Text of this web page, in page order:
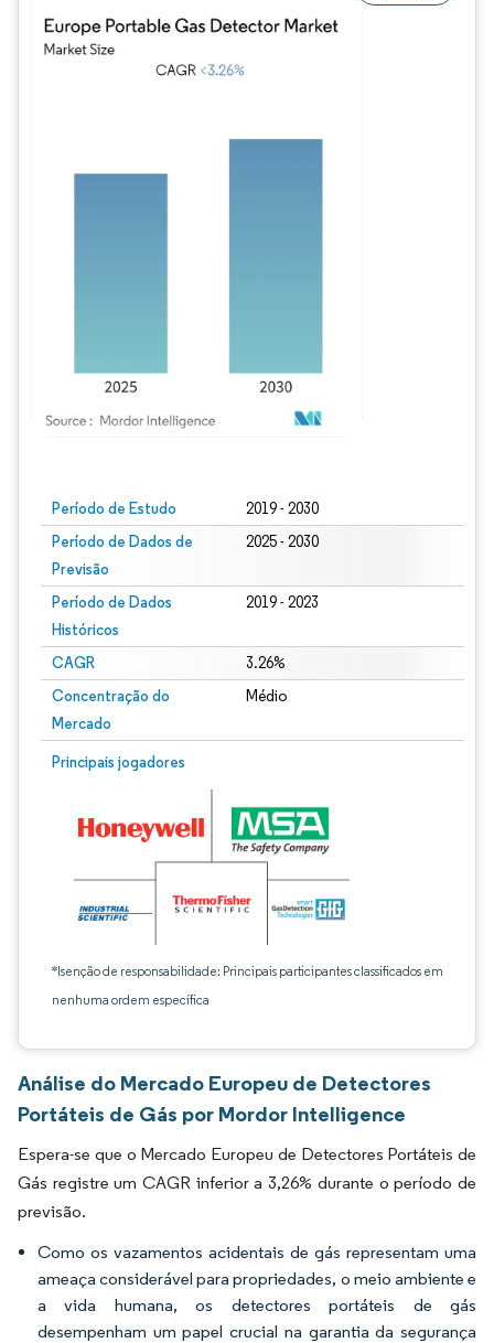
Período de Estudo 2019 - 2030
Período de Dados de
Previsão
2025 - 2030
Período de Dados
Históricos
2019 - 2023
CAGR 3.26%
Concentração do
Mercado
Médio
Principais jogadores
*Isenção de responsabilidade: Principais participantes classificados em
nenhuma ordem específica
Análise do Mercado Europeu de Detectores
Portáteis de Gás por Mordor Intelligence
Espera-se que o Mercado Europeu de Detectores Portáteis de
Gás registre um CAGR inferior a 3,26% durante o período de
previsão.
Como os vazamentos acidentais de gás representam uma
ameaça considerável para propriedades, o meio ambiente e
a vida humana, os detectores portáteis de gás
desempenham um papel crucial na garantia da segurança